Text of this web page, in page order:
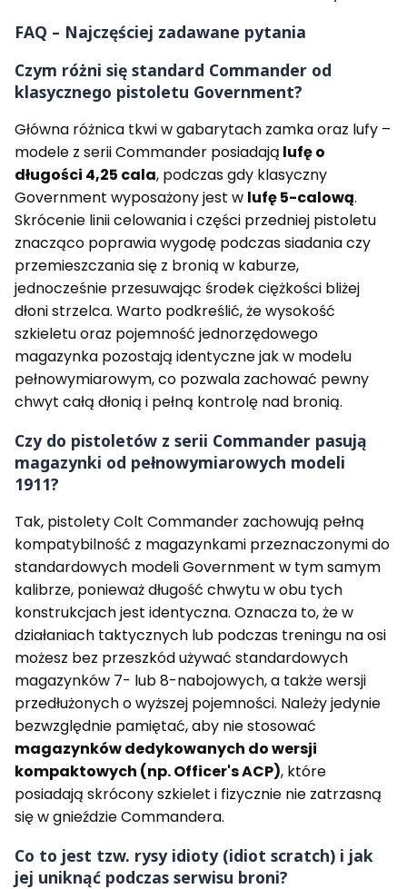
FAQ – Najczęściej zadawane pytania
Czym różni się standard Commander od
klasycznego pistoletu Government?
Główna różnica tkwi w gabarytach zamka oraz lufy –
modele z serii Commander posiadają lufę o
długości 4,25 cala, podczas gdy klasyczny
Government wyposażony jest w lufę 5-calową.
Skrócenie linii celowania i części przedniej pistoletu
znacząco poprawia wygodę podczas siadania czy
przemieszczania się z bronią w kaburze,
jednocześnie przesuwając środek ciężkości bliżej
dłoni strzelca. Warto podkreślić, że wysokość
szkieletu oraz pojemność jednorzędowego
magazynka pozostają identyczne jak w modelu
pełnowymiarowym, co pozwala zachować pewny
chwyt całą dłonią i pełną kontrolę nad bronią.
Czy do pistoletów z serii Commander pasują
magazynki od pełnowymiarowych modeli
1911?
Tak, pistolety Colt Commander zachowują pełną
kompatybilność z magazynkami przeznaczonymi do
standardowych modeli Government w tym samym
kalibrze, ponieważ długość chwytu w obu tych
konstrukcjach jest identyczna. Oznacza to, że w
działaniach taktycznych lub podczas treningu na osi
możesz bez przeszkód używać standardowych
magazynków 7- lub 8-nabojowych, a także wersji
przedłużonych o wyższej pojemności. Należy jedynie
bezwzględnie pamiętać, aby nie stosować
magazynków dedykowanych do wersji
kompaktowych (np. Officer's ACP), które
posiadają skrócony szkielet i fizycznie nie zatrzasną
się w gnieździe Commandera.
Co to jest tzw. rysy idioty (idiot scratch) i jak
jej uniknąć podczas serwisu broni?